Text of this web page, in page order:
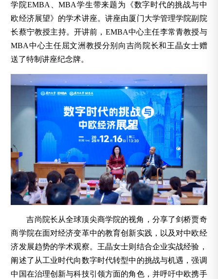
学院EMBA、MBA学生带来题为《数字时代的挑战与中
欧经济展望》的学术讲座。讲座由厦门大学管理学院副院
长蔡宁教授主持。开讲前，EMBA中心主任李常青教授与
MBA中心主任屈文洲教授分别向吉尚院长和王晶女士赠
送了特制讲座纪念牌。
吉尚院长从全球顶尖商学院的视角，分享了剑桥贾奇
商学院在面对经济变革中的教育创新实践，以及对中欧经
济发展趋势的学术观察。王晶女士则结合企业实战经验，
阐述了从工业时代向数字时代转型中的挑战与机遇，强调
中国在治理创新与科技引领方面的角色，并呼吁中欧携手